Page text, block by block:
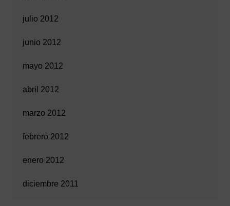
julio 2012
junio 2012
mayo 2012
abril 2012
marzo 2012
febrero 2012
enero 2012
diciembre 2011